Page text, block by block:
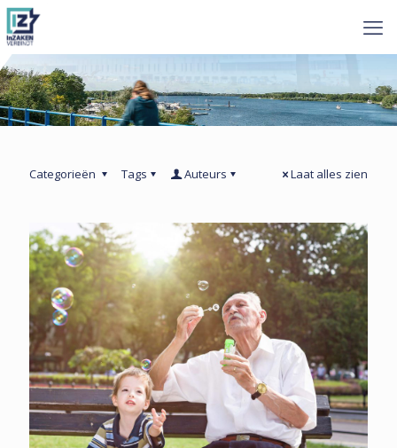
Categorieën Tags Auteurs Laat alles zien